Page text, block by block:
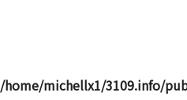
/home/michellx1/3109.info/